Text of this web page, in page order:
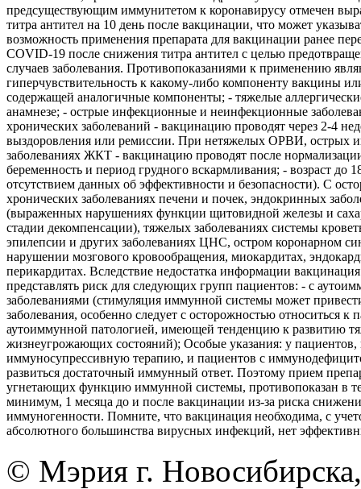
предсуществующим иммунитетом к коронавирусу отмечен
титра антител на 10 день после вакцинации, что может
возможность применения препарата для вакцинации ранее
COVID-19 после снижения титра антител с целью
случаев заболевания. Противопоказаниями к применению
гиперчувствительность к какому-либо компоненту вакцины
содержащей аналогичные компоненты; - тяжелые
анамнезе; - острые инфекционные и неинфекционные
хронических заболеваний - вакцинацию проводят через 2-4
выздоровления или ремиссии. При нетяжелых ОРВИ, острых
заболеваниях ЖКТ - вакцинацию проводят после
беременность и период грудного вскармливания; - возраст до
отсутствием данных об эффективности и безопасности). С
хронических заболеваниях печени и почек, эндокринных
(выраженных нарушениях функции щитовидной железы и
стадии декомпенсации), тяжелых заболеваниях системы
эпилепсии и других заболеваниях ЦНС, остром коронарном
нарушении мозгового кровообращения, миокардитах,
перикардитах. Вследствие недостатка информации
представлять риск для следующих групп пациентов: - с
заболеваниями (стимуляция иммунной системы может
заболевания, особенно следует с осторожностью относиться к
аутоиммунной патологией, имеющей тенденцию к развитию
жизнеугрожающих состояний); Особые указания: у
иммуносупрессивную терапию, и пациентов с
развиться достаточный иммунный ответ. Поэтому прием
угнетающих функцию иммунной системы, противопоказан в
минимум, 1 месяца до и после вакцинации из-за риска
иммуногенности. Помните, что вакцинация необходима, с
абсолютного большинства вирусных инфекций, нет
© Мэрия г.